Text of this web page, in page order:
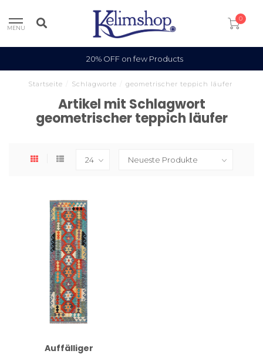
MENU
0
20% OFF on few Products
Startseite Schlagworte geometrischer teppich läufer
Artikel mit Schlagwort
geometrischer teppich läufer
Auffälliger